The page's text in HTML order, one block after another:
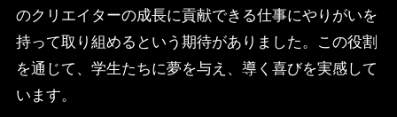
のクリエイターの成長に貢献できる仕事にやりがいを
持って取り組めるという期待がありました。この役割
を通じて、学生たちに夢を与え、導く喜びを実感して
います。